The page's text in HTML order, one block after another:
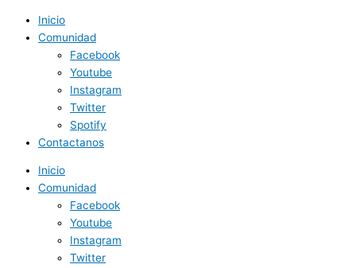
Inicio
Comunidad
Facebook
Youtube
Instagram
Twitter
Spotify
Contactanos
Inicio
Comunidad
Facebook
Youtube
Instagram
Twitter